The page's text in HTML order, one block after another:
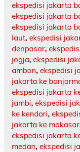
ekspedisi jakarta
ekspedisi jakarta
ekspedisi jakarta
laut, ekspedisi
denpasar,
jogja, ekspedisi
ambon, ekspedisi
jakarta ke
ekspedisi jakarta
jambi, ekspedisi
ke kendari,
jakarta ke makasar
ekspedisi jakarta
medan, ekspedisi